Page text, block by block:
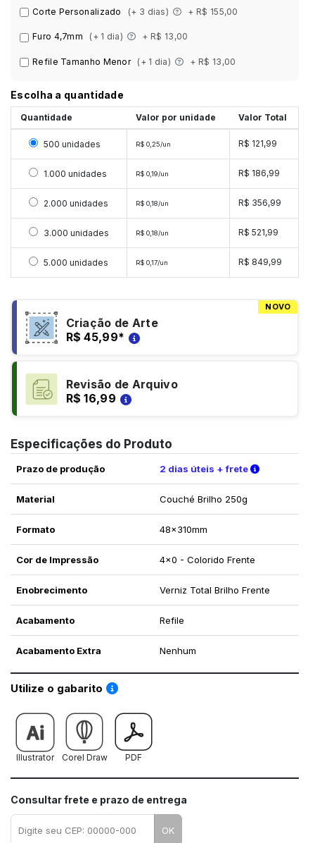
Corte Personalizado (+ 3 dias) + R$ 155,00
Furo 4,7mm (+ 1 dia) + R$ 13,00
Refile Tamanho Menor (+ 1 dia) + R$ 13,00
Escolha a quantidade
Quantidade Valor por unidade Valor Total
Selecionar 500 unidades
500 unidades R$ 0,25/un R$ 121,99
Selecionar 1000 unidades
1.000 unidades R$ 0,19/un R$ 186,99
Selecionar 2000 unidades
2.000 unidades R$ 0,18/un R$ 356,99
Selecionar 3000 unidades
3.000 unidades R$ 0,18/un R$ 521,99
Selecionar 5000 unidades
5.000 unidades R$ 0,17/un R$ 849,99
NOVO
Criação de Arte
R$ 45,99*
Revisão de Arquivo
R$ 16,99
Especificações do Produto
Prazo de produção 2 dias úteis + frete Verifique
Material Couché Brilho 250g
Formato 48x310mm
Cor de Impressão 4x0 - Colorido Frente
Enobrecimento Verniz Total Brilho Frente
Acabamento Refile
Acabamento Extra Nenhum
Utilize o gabarito Saiba como utilizar os nossos gabaritos
Illustrator Corel Draw PDF
Consultar frete e prazo de entrega
OK